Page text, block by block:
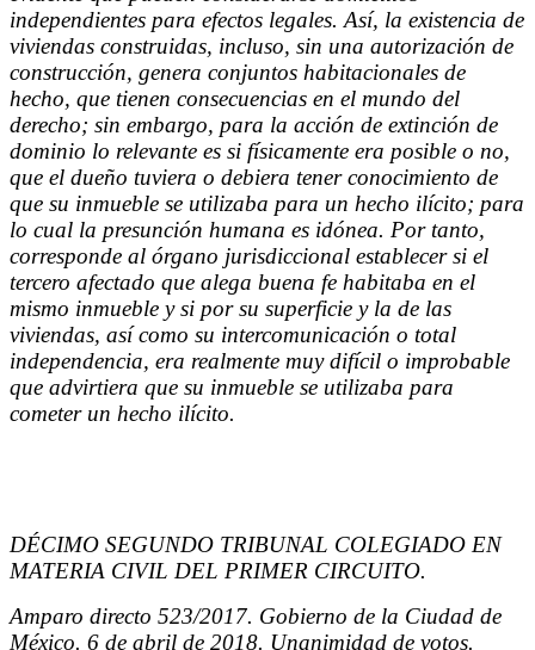
independientes para efectos legales. Así, la existencia de
viviendas construidas, incluso, sin una autorización de
construcción, genera conjuntos habitacionales de
hecho, que tienen consecuencias en el mundo del
derecho; sin embargo, para la acción de extinción de
dominio lo relevante es si físicamente era posible o no,
que el dueño tuviera o debiera tener conocimiento de
que su inmueble se utilizaba para un hecho ilícito; para
lo cual la presunción humana es idónea. Por tanto,
corresponde al órgano jurisdiccional establecer si el
tercero afectado que alega buena fe habitaba en el
mismo inmueble y si por su superficie y la de las
viviendas, así como su intercomunicación o total
independencia, era realmente muy difícil o improbable
que advirtiera que su inmueble se utilizaba para
cometer un hecho ilícito.
DÉCIMO SEGUNDO TRIBUNAL COLEGIADO EN
MATERIA CIVIL DEL PRIMER CIRCUITO.
Amparo directo 523/2017. Gobierno de la Ciudad de
México. 6 de abril de 2018. Unanimidad de votos.